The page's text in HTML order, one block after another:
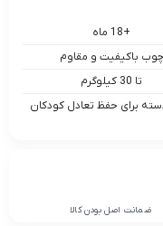
+18 ماه
چوب باکیفیت و مقاوم
تا 30 کیلوگرم
برای حفظ تعادل کودکان
ضمانت اصل بودن کالا